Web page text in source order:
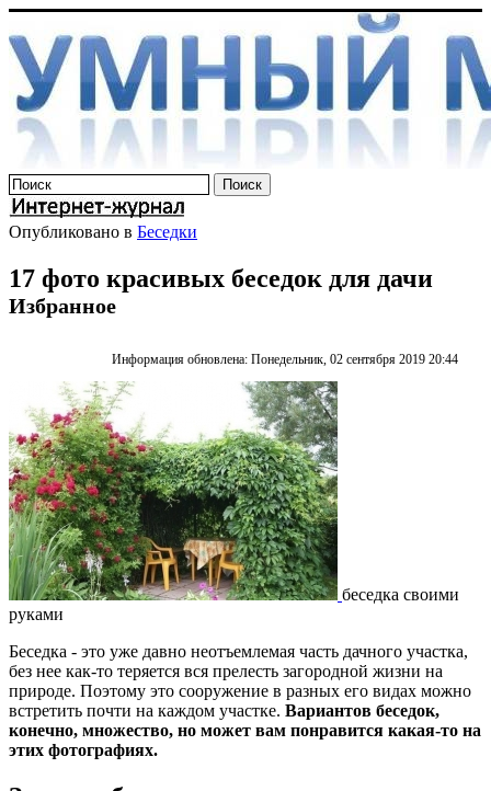
Опубликовано в Беседки
17 фото красивых беседок для дачи
Избранное
Информация обновлена: Понедельник, 02 сентября 2019 20:44
беседка своими
руками
Беседка - это уже давно неотъемлемая часть дачного участка,
без нее как-то теряется вся прелесть загородной жизни на
природе. Поэтому это сооружение в разных его видах можно
встретить почти на каждом участке. Вариантов беседок,
конечно, множество, но может вам понравится какая-то на
этих фотографиях.